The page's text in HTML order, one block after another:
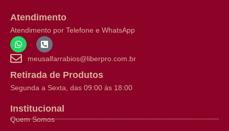
Atendimento
Atendimento por Telefone e WhatsApp
meusalfarrabios@liberpro.com.br
Retirada de Produtos
Segunda a Sexta, das 09:00 às 18:00
Institucional
Quem Somos